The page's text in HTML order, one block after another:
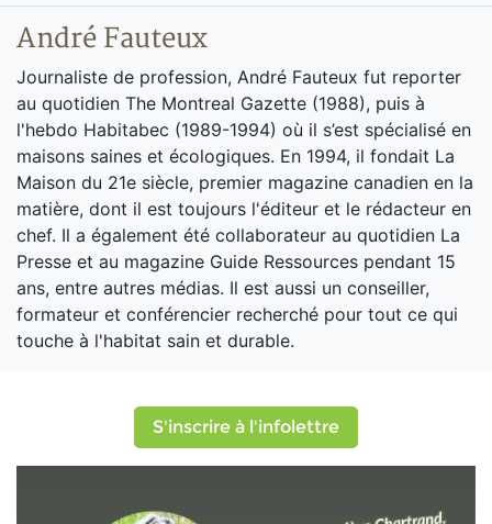
André Fauteux
Journaliste de profession, André Fauteux fut reporter
au quotidien The Montreal Gazette (1988), puis à
l'hebdo Habitabec (1989-1994) où il s’est spécialisé en
maisons saines et écologiques. En 1994, il fondait La
Maison du 21e siècle, premier magazine canadien en la
matière, dont il est toujours l'éditeur et le rédacteur en
chef. Il a également été collaborateur au quotidien La
Presse et au magazine Guide Ressources pendant 15
ans, entre autres médias. Il est aussi un conseiller,
formateur et conférencier recherché pour tout ce qui
touche à l'habitat sain et durable.
S'inscrire à l'infolettre